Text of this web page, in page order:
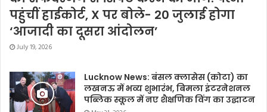
पहुंचीं हाईकोर्ट, X पर बोले- 20 जुलाई होगा
‘आजादी का दूसरा आंदोलन’
July 19, 2026
Lucknow News: बंसल क्लासेस (कोटा) का
लखनऊ में भव्य शुभारंभ, बिमला इंटरनेशनल
पब्लिक स्कूल में नए शैक्षणिक विंग का उद्घाटन